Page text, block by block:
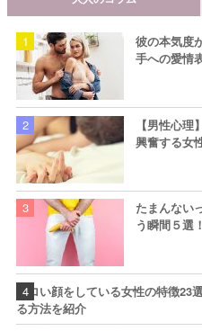
彼の本気度
手への愛情
【男性心
興奮する女
たまんない
う瞬間５選！
エロい顔をしている女性の特徴
る方法を紹介